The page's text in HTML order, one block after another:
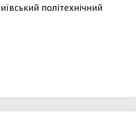
політехнічний